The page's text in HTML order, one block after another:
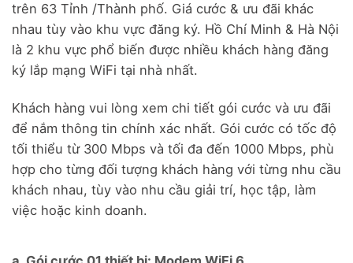
trên 63 Tỉnh /Thành phố. Giá cước & ưu đãi khác
nhau tùy vào khu vực đăng ký. Hồ Chí Minh & Hà Nội
là 2 khu vực phổ biến được nhiều khách hàng đăng
ký lắp mạng WiFi tại nhà nhất.
Khách hàng vui lòng xem chi tiết gói cước và ưu đãi
để nắm thông tin chính xác nhất. Gói cước có tốc độ
tối thiểu từ 300 Mbps và tối đa đến 1000 Mbps, phù
hợp cho từng đối tượng khách hàng với từng nhu cầu
khách nhau, tùy vào nhu cầu giải trí, học tập, làm
việc hoặc kinh doanh.